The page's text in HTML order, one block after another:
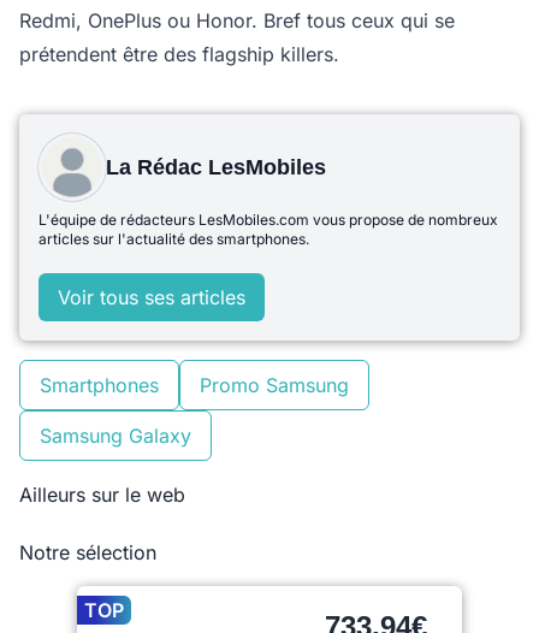
Redmi, OnePlus ou Honor. Bref tous ceux qui se
prétendent être des flagship killers.
La Rédac LesMobiles
L'équipe de rédacteurs LesMobiles.com vous propose de nombreux
articles sur l'actualité des smartphones.
Voir tous ses articles
Smartphones Promo Samsung
Samsung Galaxy
Ailleurs sur le web
Notre sélection
TOP 733,94€